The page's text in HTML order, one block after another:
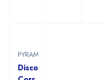
PYRAMIDE
Disco